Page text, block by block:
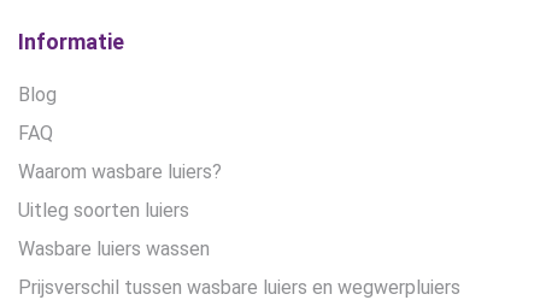
Informatie
Blog
FAQ
Waarom wasbare luiers?
Uitleg soorten luiers
Wasbare luiers wassen
Prijsverschil tussen wasbare luiers en wegwerpluiers